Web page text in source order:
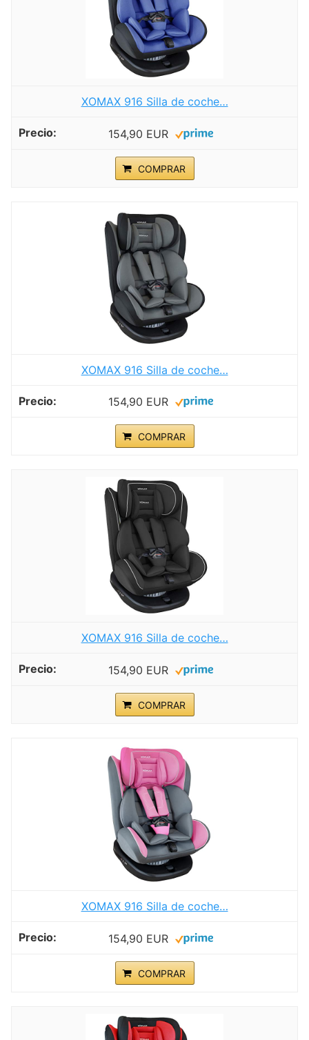
XOMAX 916 Silla de coche…
154,90 EUR
COMPRAR
XOMAX 916 Silla de coche…
154,90 EUR
COMPRAR
XOMAX 916 Silla de coche…
154,90 EUR
COMPRAR
XOMAX 916 Silla de coche…
154,90 EUR
COMPRAR